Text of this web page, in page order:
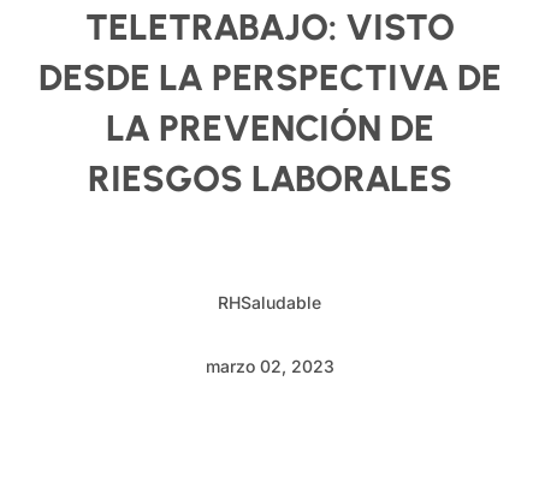
TELETRABAJO: VISTO
DESDE LA PERSPECTIVA DE
LA PREVENCIÓN DE
RIESGOS LABORALES
RHSaludable
marzo 02, 2023